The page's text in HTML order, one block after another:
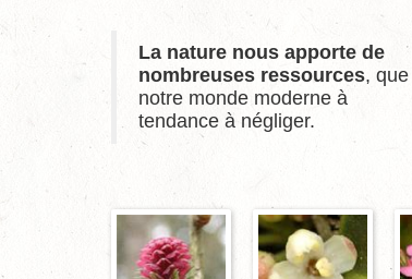
La nature nous apporte de
nombreuses ressources, que
notre monde moderne à
tendance à négliger.